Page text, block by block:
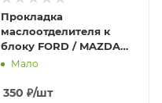
Прокладка
маслоотделителя к
блоку FORD / MAZDA
1.8-2.0
Мало
350 ₽/шт